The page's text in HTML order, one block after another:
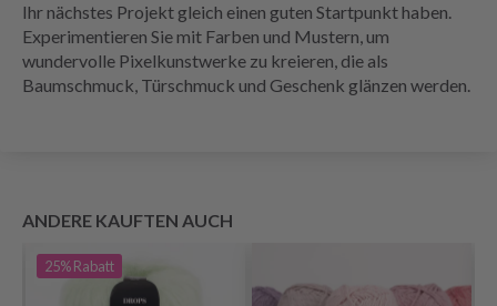
Ihr nächstes Projekt gleich einen guten Startpunkt haben.
Experimentieren Sie mit Farben und Mustern, um
wundervolle Pixelkunstwerke zu kreieren, die als
Baumschmuck, Türschmuck und Geschenk glänzen werden.
ANDERE KAUFTEN AUCH
25%Rabatt